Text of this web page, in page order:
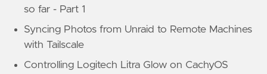
so far - Part 1
Syncing Photos from Unraid to Remote Machines
with Tailscale
Controlling Logitech Litra Glow on CachyOS